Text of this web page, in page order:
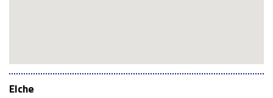
Elche